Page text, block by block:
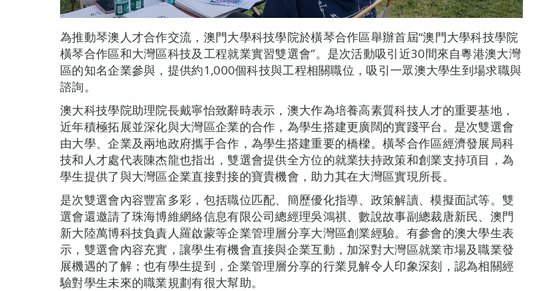
為推動琴澳人才合作交流，澳門大學科技學院於橫琴合作區舉辦首屆“澳門大學科技學院
橫琴合作區和大灣區科技及工程就業實習雙選會”。是次活動吸引近30間來自粵港澳大灣
區的知名企業參與，提供約1,000個科技與工程相關職位，吸引一眾澳大學生到場求職與
諮詢。
澳大科技學院助理院長戴寧怡致辭時表示，澳大作為培養高素質科技人才的重要基地，
近年積極拓展並深化與大灣區企業的合作，為學生搭建更廣闊的實踐平台。是次雙選會
由大學、企業及兩地政府攜手合作，為學生搭建重要的橋樑。橫琴合作區經濟發展局科
技和人才處代表陳杰龍也指出，雙選會提供全方位的就業扶持政策和創業支持項目，為
學生提供了與大灣區企業直接對接的寶貴機會，助力其在大灣區實現所長。
是次雙選會內容豐富多彩，包括職位匹配、簡歷優化指導、政策解讀、模擬面試等。雙
選會還邀請了珠海博維網絡信息有限公司總經理吳鴻祺、數說故事副總裁唐新民、澳門
新大陸萬博科技負責人羅啟蒙等企業管理層分享大灣區創業經驗。有參會的澳大學生表
示，雙選會內容充實，讓學生有機會直接與企業互動，加深對大灣區就業市場及職業發
展機遇的了解；也有學生提到，企業管理層分享的行業見解令人印象深刻，認為相關經
驗對學生未來的職業規劃有很大幫助。